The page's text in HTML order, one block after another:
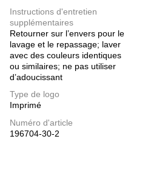
Instructions d'entretien
supplémentaires
Retourner sur l’envers pour le
lavage et le repassage; laver
avec des couleurs identiques
ou similaires; ne pas utiliser
d’adoucissant
Type de logo
Imprimé
Numéro d'article
196704-30-2